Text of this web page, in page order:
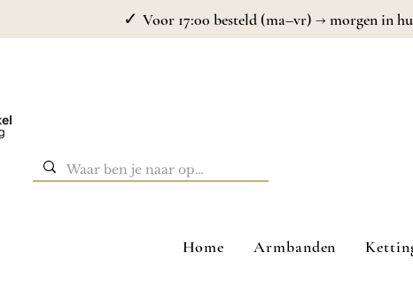
✓ Voor 17:00 besteld (ma–vr) → morgen in
Home Armbanden